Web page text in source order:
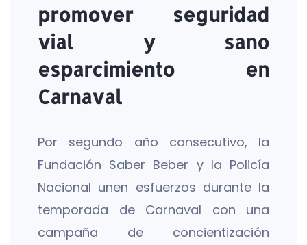
promover seguridad
vial y sano
esparcimiento en
Carnaval
Por segundo año consecutivo, la
Fundación Saber Beber y la Policía
Nacional unen esfuerzos durante la
temporada de Carnaval con una
campaña de concientización